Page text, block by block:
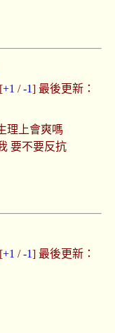
+1 /-1] 最後更新：
理上會爽嗎
要不要反抗
+1 /-1] 最後更新：